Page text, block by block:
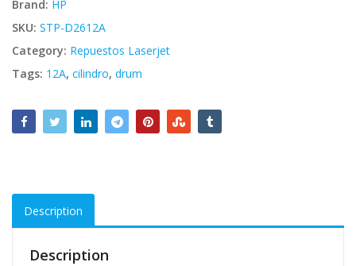
Brand: HP
SKU: STP-D2612A
Category: Repuestos Laserjet
Tags: 12A, cilindro, drum
Description
Description